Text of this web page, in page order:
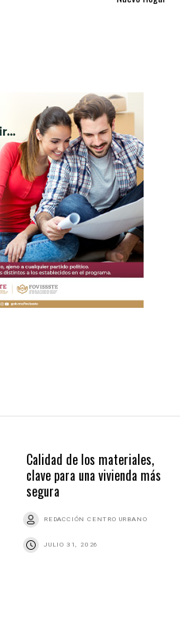
Calidad de los materiales,
clave para una vivienda más
segura
REDACCIÓN CENTRO URBANO
JULIO 31, 2026